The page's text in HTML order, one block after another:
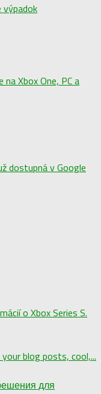
výpadok
Xbox One, PC a
dostupná v Google
o Xbox Series S.
blog posts, cool,...
для